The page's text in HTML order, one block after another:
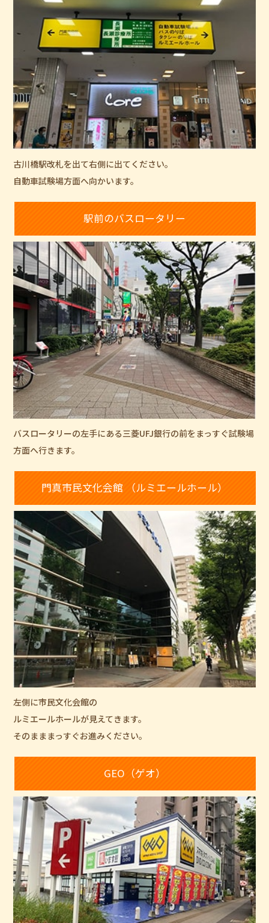
古川橋駅改札を出て右側に出てください。
自動車試験場方面へ向かいます。
駅前のバスロータリー
バスロータリーの左手にある三菱UFJ銀行の前をまっすぐ試験場
方面へ行きます。
門真市民文化会館 （ルミエールホール）
左側に市民文化会館の
ルミエールホールが見えてきます。
そのまままっすぐお進みください。
GEO（ゲオ）